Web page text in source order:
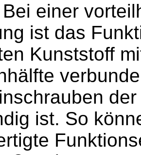
Bei einer
ist das
Kunststoff
ist. So